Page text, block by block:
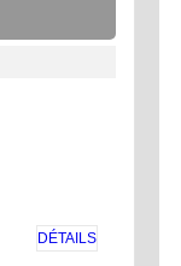
DÉTAILS